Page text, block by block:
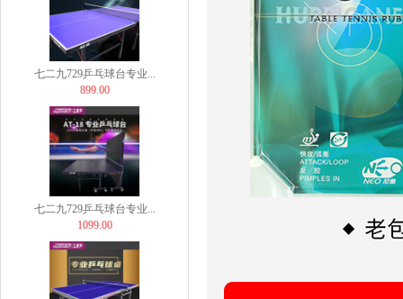
七二九729乒乓球台专业...
899.00
七二九729乒乓球台专业...
1099.00